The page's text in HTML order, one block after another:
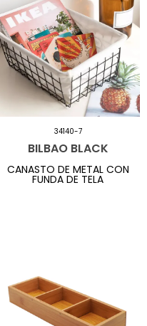
34140-7
BILBAO BLACK
CANASTO DE METAL CON
FUNDA DE TELA